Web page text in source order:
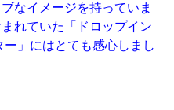
なイメージを持っていま
れていた「ドロップイン
」にはとても感心しまし